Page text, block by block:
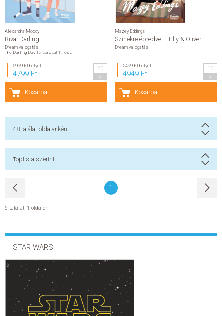
Alexandra Moody
Rival Darling
Dream válogatás
The Darling Devils-sorozat 1. rész
5999 Fthelyett
4799 Ft
20
Kosárba
Mazey Eddings
Színekre ébredve – Tilly & Oliver
Dream válogatás
5499 Fthelyett
4949 Ft
10
Kosárba
48 találat oldalanként
Toplista szerint
1
6 találat, 1 oldalon
STAR WARS